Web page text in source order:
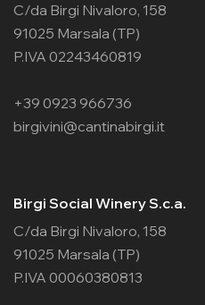
C/da Birgi Nivaloro, 158
91025 Marsala (TP)
P.IVA 02243460819
+39 0923 966736
birgivini@cantinabirgi.it
Birgi Social Winery S.c.a.
C/da Birgi Nivaloro, 158
91025 Marsala (TP)
P.IVA 00060380813